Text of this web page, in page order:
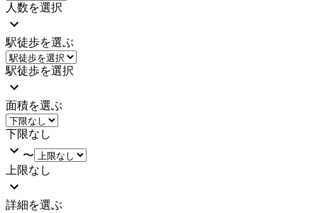
人数を選択
駅徒歩を選ぶ
駅徒歩を選択
面積を選ぶ
下限なし
〜
上限なし
詳細を選ぶ